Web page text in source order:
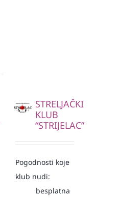
STRELJAČKI
KLUB
“STRIJELAC”
Pogodnosti koje
klub nudi:
besplatna